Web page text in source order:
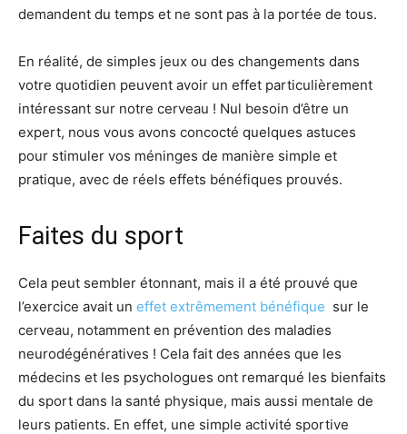
demandent du temps et ne sont pas à la portée de tous.
En réalité, de simples jeux ou des changements dans
votre quotidien peuvent avoir un effet particulièrement
intéressant sur notre cerveau ! Nul besoin d’être un
expert, nous vous avons concocté quelques astuces
pour stimuler vos méninges de manière simple et
pratique, avec de réels effets bénéfiques prouvés.
Faites du sport
Cela peut sembler étonnant, mais il a été prouvé que
l’exercice avait un effet extrêmement bénéfique sur le
cerveau, notamment en prévention des maladies
neurodégénératives ! Cela fait des années que les
médecins et les psychologues ont remarqué les bienfaits
du sport dans la santé physique, mais aussi mentale de
leurs patients. En effet, une simple activité sportive